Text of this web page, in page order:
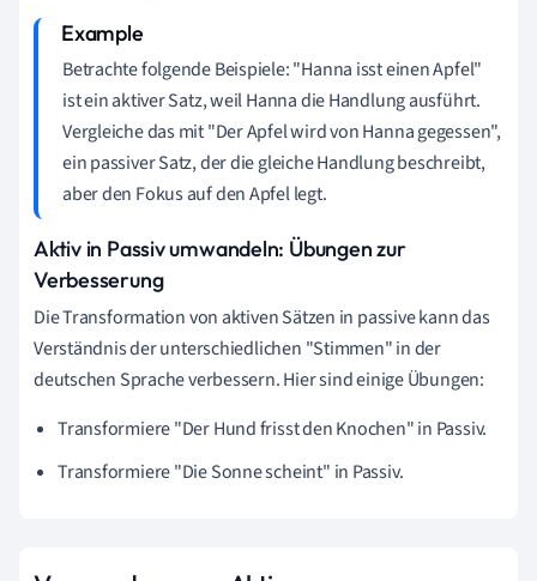
Betrachte folgende Beispiele: "Hanna isst einen Apfel"
ist ein aktiver Satz, weil Hanna die Handlung ausführt.
Vergleiche das mit "Der Apfel wird von Hanna gegessen",
ein passiver Satz, der die gleiche Handlung beschreibt,
aber den Fokus auf den Apfel legt.
Aktiv in Passiv umwandeln: Übungen zur
Verbesserung
Die Transformation von aktiven Sätzen in passive kann das
Verständnis der unterschiedlichen "Stimmen" in der
deutschen Sprache verbessern. Hier sind einige Übungen:
Transformiere "Der Hund frisst den Knochen" in Passiv.
Transformiere "Die Sonne scheint" in Passiv.